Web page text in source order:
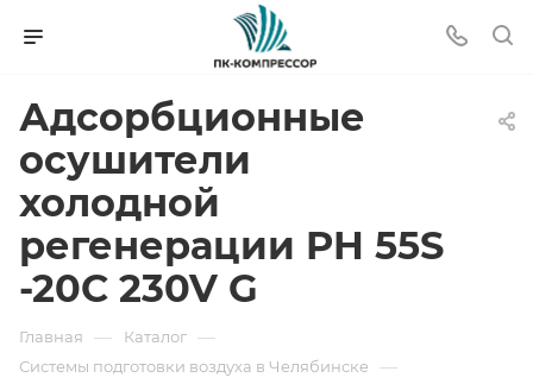
Адсорбционные
осушители
холодной
регенерации PH 55S
-20C 230V G
Главная — Каталог —
Системы подготовки воздуха в Челябинске —